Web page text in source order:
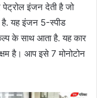
इंजन देती है जो
है. यह इंजन 5-स्पीड
के साथ आता है. यह कार
है। आप इसे 7 मोनोटोन